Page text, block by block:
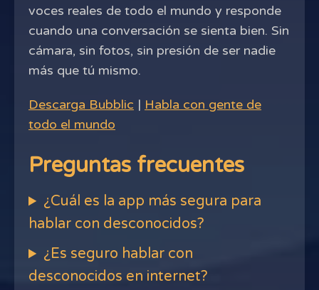
voces reales de todo el mundo y responde
cuando una conversación se sienta bien. Sin
cámara, sin fotos, sin presión de ser nadie
más que tú mismo.
Descarga Bubblic | Habla con gente de
todo el mundo
Preguntas frecuentes
¿Cuál es la app más segura para
hablar con desconocidos?
¿Es seguro hablar con
desconocidos en internet?